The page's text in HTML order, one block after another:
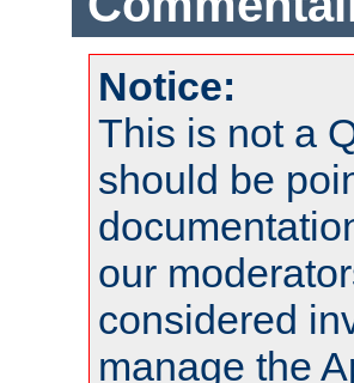
Notice:
This is not a
should be
our
considered
manage the